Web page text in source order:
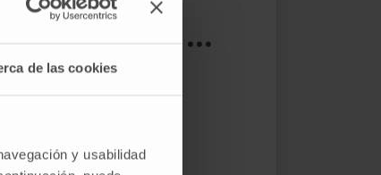
de las cookies
y usabilidad
not exist ...